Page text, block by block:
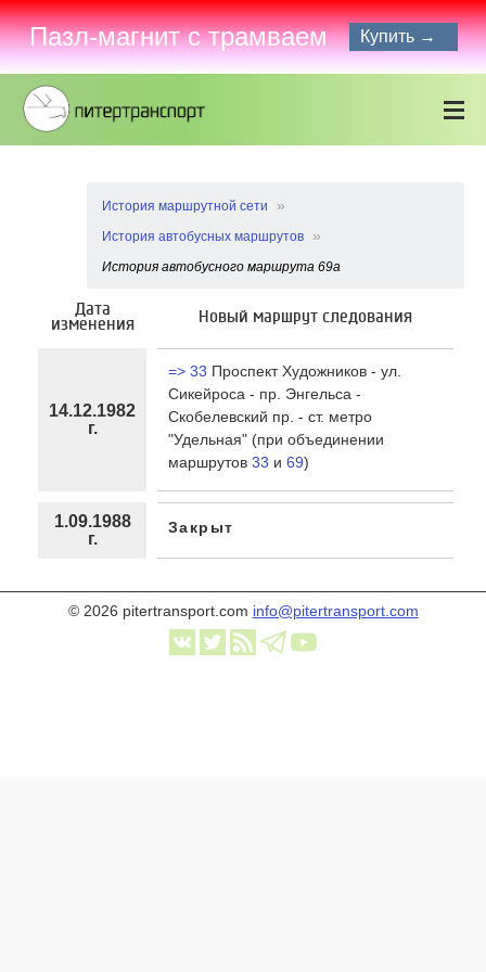
Пазл-магнит с трамваем Купить →
История маршрутной сети
История автобусных маршрутов
История автобусного маршрута 69а
Дата
изменения
Новый маршрут следования
14.12.1982
г.
=> 33 Проспект Художников - ул.
Сикейроса - пр. Энгельса -
Скобелевский пр. - ст. метро
"Удельная" (при объединении
маршрутов 33 и 69)
1.09.1988
г.
Закрыт
© 2026 pitertransport.com info@pitertransport.com